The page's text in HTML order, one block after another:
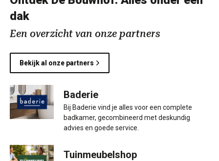
dak
Een overzicht van onze partners
Bekijk al onze partners
Baderie
Bij Baderie vind je alles voor een complete
badkamer, gecombineerd met deskundig
advies en goede service.
Tuinmeubelshop